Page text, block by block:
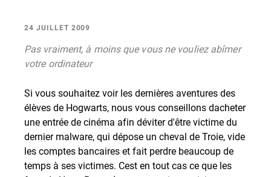
24 JUILLET 2009
Pas vraiment, à moins que vous ne vouliez abîmer
votre ordinateur
Si vous souhaitez voir les dernières aventures des
élèves de Hogwarts, nous vous conseillons dacheter
une entrée de cinéma afin déviter d'être victime du
dernier malware, qui dépose un cheval de Troie, vide
les comptes bancaires et fait perdre beaucoup de
temps à ses victimes. Cest en tout cas ce que les